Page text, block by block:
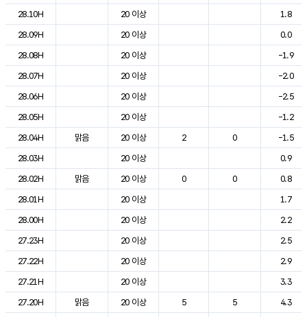
28.10H
20 이상
1.8
28.09H
20 이상
0.0
28.08H
20 이상
-1.9
28.07H
20 이상
-2.0
28.06H
20 이상
-2.5
28.05H
20 이상
-1.2
28.04H
맑음 20 이상 2 0
-1.5
28.03H
20 이상
0.9
28.02H
맑음 20 이상 0 0
0.8
28.01H
20 이상
1.7
28.00H
20 이상
2.2
27.23H
20 이상
2.5
27.22H
20 이상
2.9
27.21H
20 이상
3.3
27.20H
맑음 20 이상 5 5
4.3